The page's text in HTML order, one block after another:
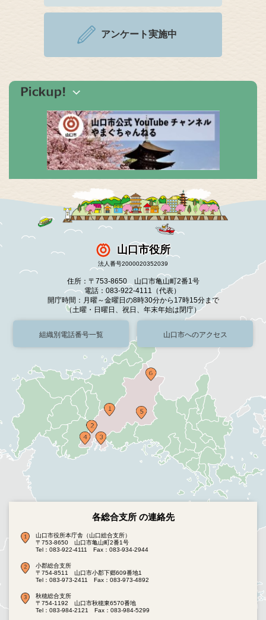
アンケート実施中
山口市役所
法人番号2000020352039
住所：〒753-8650 山口市亀山町2番1号
電話：083-922-4111（代表）
開庁時間：月曜～金曜日の8時30分から17時15分まで
（土曜・日曜日、祝日、年末年始は閉庁）
組織別電話番号一覧 山口市へのアクセス
各総合支所 の連絡先
山口市役所本庁舎（山口総合支所）
〒753-8650 山口市亀山町2番1号
Tel：083-922-4111
Fax：083-934-2944
小郡総合支所
〒754-8511 山口市小郡下郷609番地1
Tel：083-973-2411
Fax：083-973-4892
秋穂総合支所
〒754-1192 山口市秋穂東6570番地
Tel：083-984-2121
Fax：083-984-5299